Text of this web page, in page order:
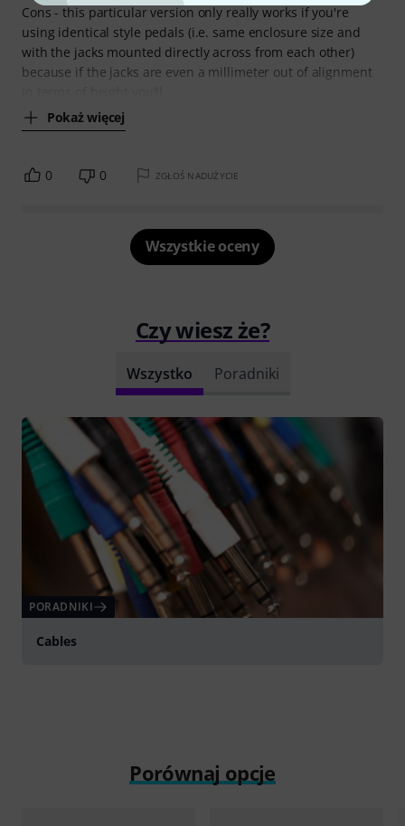
Cons - this particular version only really works if you're
using identical style pedals (i.e. same enclosure size and
with the jacks mounted directly across from each other)
because if the jacks are even a millimeter out of alignment
Pokaż więcej
0 0 ZGŁOŚ NADUŻYCIE
Wszystkie oceny
Czy wiesz że?
Wszystko Poradniki
PORADNIKI
Cables
Porównaj opcje